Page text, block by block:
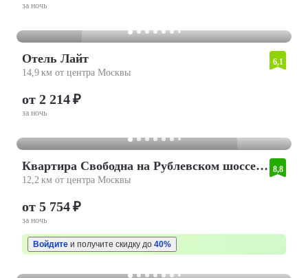
за ночь
Отель Лайт
14,9 км от центра Москвы
6,1
от 2 214 ₽
за ночь
Квартира Свободна на Рублевском шоссе 95
12,2 км от центра Москвы
8,8
от 5 754 ₽
за ночь
Войдите и получите скидку до 40%